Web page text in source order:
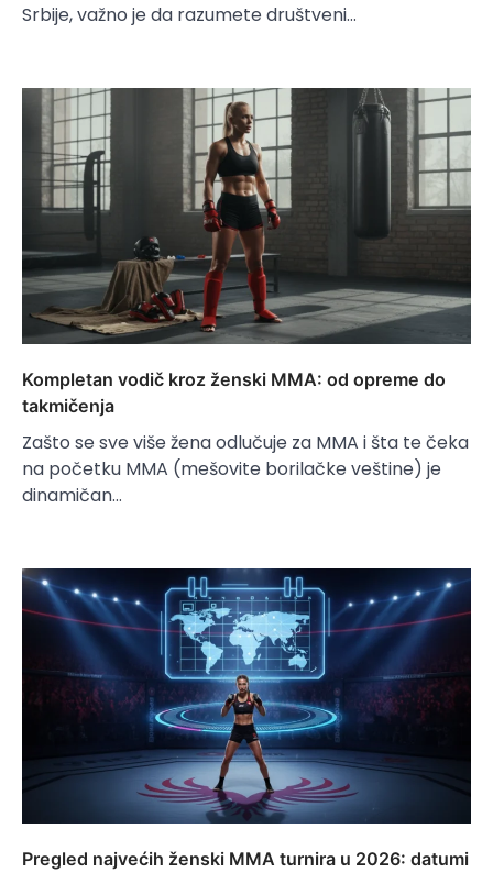
Srbije, važno je da razumete društveni…
Kompletan vodič kroz ženski MMA: od opreme do
takmičenja
Zašto se sve više žena odlučuje za MMA i šta te čeka
na početku MMA (mešovite borilačke veštine) je
dinamičan…
Pregled najvećih ženski MMA turnira u 2026: datumi